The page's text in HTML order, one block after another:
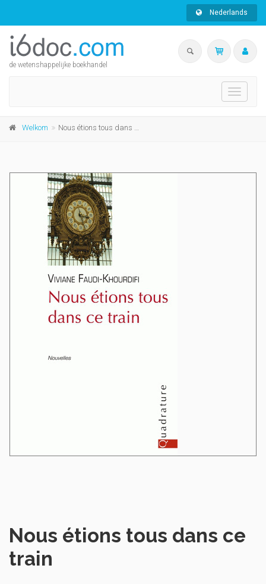
Nederlands
de wetenshappelijke boekhandel
Toggle
Welkom Nous étions tous dans ce train
Nous étions tous dans ce
train